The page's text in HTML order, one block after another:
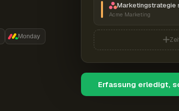
Monday
Marketingstrategie
Acme Marketing
Erfassung erledigt,